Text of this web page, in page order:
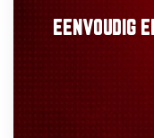
EENVOUDIG